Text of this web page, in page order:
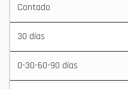
Contado
30 días
0-30-60-90 días